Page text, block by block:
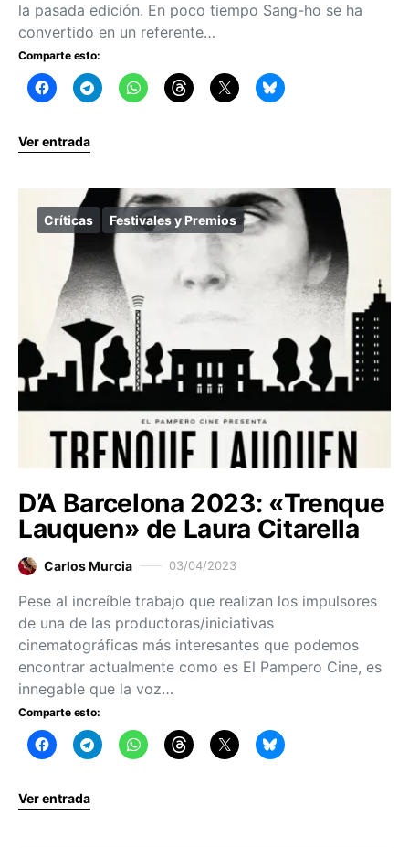
la pasada edición. En poco tiempo Sang-ho se ha
convertido en un referente…
Comparte esto:
Ver entrada
Críticas Festivales y Premios
D’A Barcelona 2023: «Trenque
Lauquen» de Laura Citarella
Carlos Murcia 03/04/2023
Pese al increíble trabajo que realizan los impulsores
de una de las productoras/iniciativas
cinematográficas más interesantes que podemos
encontrar actualmente como es El Pampero Cine, es
innegable que la voz…
Comparte esto:
Ver entrada